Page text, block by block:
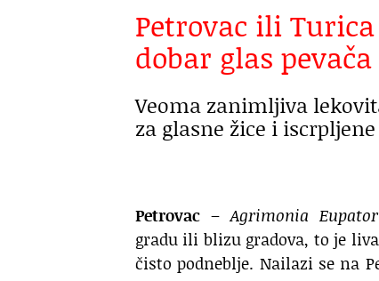
Petrovac ili
dobar glas
Veoma zanimljiva
za glasne žice i
Petrovac –Agrimonia
gradu ili blizu gradova, to je
čisto podneblje. Nailazi se na